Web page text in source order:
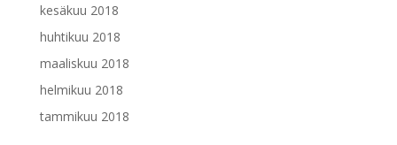
kesäkuu 2018
huhtikuu 2018
maaliskuu 2018
helmikuu 2018
tammikuu 2018